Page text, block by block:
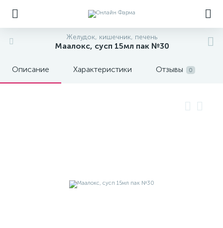
Желудок, кишечник, печень
Маалокс, сусп 15мл пак №30
Описание Характеристики Отзывы 0